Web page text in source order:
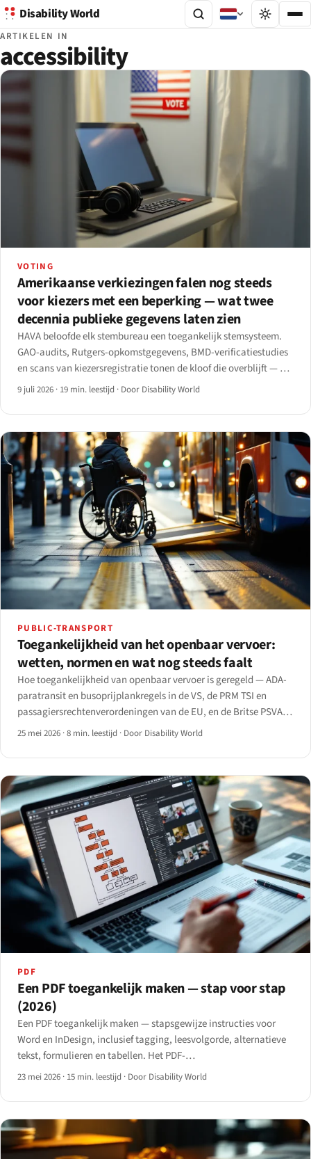
Disability World
ARTIKELEN IN
accessibility
VOTING
Amerikaanse verkiezingen falen nog steeds
voor kiezers met een beperking — wat twee
decennia publieke gegevens laten zien
HAVA beloofde elk stembureau een toegankelijk stemsysteem.
GAO-audits, Rutgers-opkomstgegevens, BMD-verificatiestudies
en scans van kiezersregistratie tonen de kloof die overblijft — en
de ADA Title II-webdeadlines die nu in 2027 vallen.
9 juli 2026 · 19 min. leestijd · Door Disability World
PUBLIC-TRANSPORT
Toegankelijkheid van het openbaar vervoer:
wetten, normen en wat nog steeds faalt
Hoe toegankelijkheid van openbaar vervoer is geregeld — ADA-
paratransit en busoprijplankregels in de VS, de PRM TSI en
passagiersrechtenverordeningen van de EU, en de Britse PSVAR
— plus de persistente lacunes van het perron tot de app.
25 mei 2026 ·8 min. leestijd · Door Disability World
PDF
Een PDF toegankelijk maken — stap voor stap
(2026)
Een PDF toegankelijk maken — stapsgewijze instructies voor
Word en InDesign, inclusief tagging, leesvolgorde, alternatieve
tekst, formulieren en tabellen. Het PDF-
toegankelijkheidshandboek voor 2026.
23 mei 2026 · 15 min. leestijd · Door Disability World